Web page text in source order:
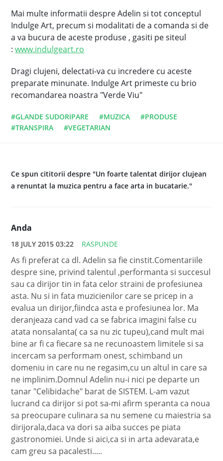
Mai multe informatii despre Adelin si tot conceptul
Indulge Art, precum si modalitati de a comanda si de
a va bucura de aceste produse , gasiti pe siteul
:www.indulgeart.ro
Dragi clujeni, delectati-va cu incredere cu aceste
preparate minunate. Indulge Art primeste cu brio
recomandarea noastra "Verde Viu"
#GLANDE SUDORIPARE #MUZICA
#PRODUSE
#TRANSPIRA
#VEGETARIAN
Ce spun cititorii despre "Un foarte talentat dirijor clujean
a renuntat la muzica pentru a face arta in bucatarie."
Anda
18 JULY 2015 03:22 RASPUNDE
As fi preferat ca dl. Adelin sa fie cinstit.Comentariile
despre sine, privind talentul ,performanta si succesul
sau ca dirijor tin in fata celor straini de profesiunea
asta. Nu si in fata muzicienilor care se pricep in a
evalua un dirijor,fiindca asta e profesiunea lor. Ma
deranjeaza cand vad ca se fabrica imagini false cu
atata nonsalanta( ca sa nu zic tupeu),cand mult mai
bine ar fi ca fiecare sa ne recunoastem limitele si sa
incercam sa performam onest, schimband un
domeniu in care nu ne regasim,cu un altul in care sa
ne implinim.Domnul Adelin nu-i nici pe departe un
tanar "Celibidache" barat de SISTEM. L-am vazut
lucrand ca dirijor si pot sa-mi afirm speranta ca noua
sa preocupare culinara sa nu semene cu maiestria sa
dirijorala,daca va dori sa aiba succes pe piata
gastronomiei. Unde si aici,ca si in arta adevarata,e
cam greu sa pacalesti.....